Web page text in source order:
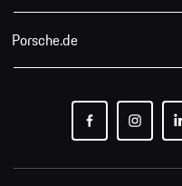
Porsche.de